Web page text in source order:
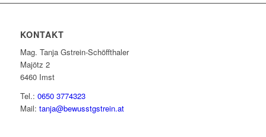
KONTAKT
Mag. Tanja Gstrein-Schöffthaler
Majötz 2
6460 Imst
Tel.: 0650 3774323
Mail: tanja@bewusstgstrein.at